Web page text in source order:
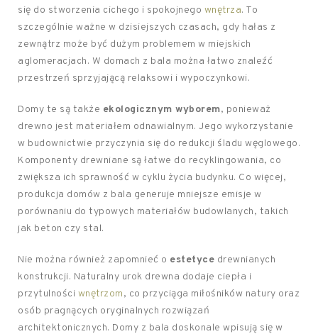
się do stworzenia cichego i spokojnego wnętrza. To
szczególnie ważne w dzisiejszych czasach, gdy hałas z
zewnątrz może być dużym problemem w miejskich
aglomeracjach. W domach z bala można łatwo znaleźć
przestrzeń sprzyjającą relaksowi i wypoczynkowi.
Domy te są także ekologicznym wyborem, ponieważ
drewno jest materiałem odnawialnym. Jego wykorzystanie
w budownictwie przyczynia się do redukcji śladu węglowego.
Komponenty drewniane są łatwe do recyklingowania, co
zwiększa ich sprawność w cyklu życia budynku. Co więcej,
produkcja domów z bala generuje mniejsze emisje w
porównaniu do typowych materiałów budowlanych, takich
jak beton czy stal.
Nie można również zapomnieć o estetyce drewnianych
konstrukcji. Naturalny urok drewna dodaje ciepła i
przytulności wnętrzom, co przyciąga miłośników natury oraz
osób pragnących oryginalnych rozwiązań
architektonicznych. Domy z bala doskonale wpisują się w